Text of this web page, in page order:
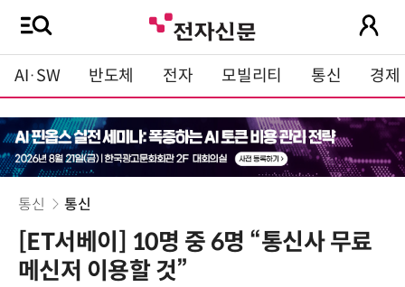
AI·SW 반도체 전자 모빌리티 통신 경제
통신 통신
[ET서베이] 10명 중 6명 “통신사 무료
메신저 이용할 것”